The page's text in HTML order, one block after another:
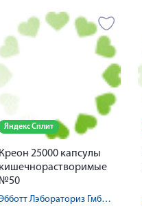
Яндекс Сплит
Креон 25000 капсулы
кишечнорастворимые
№50
Эбботт Лэбораториз ГмбХ/АОВЕРОФАРМ